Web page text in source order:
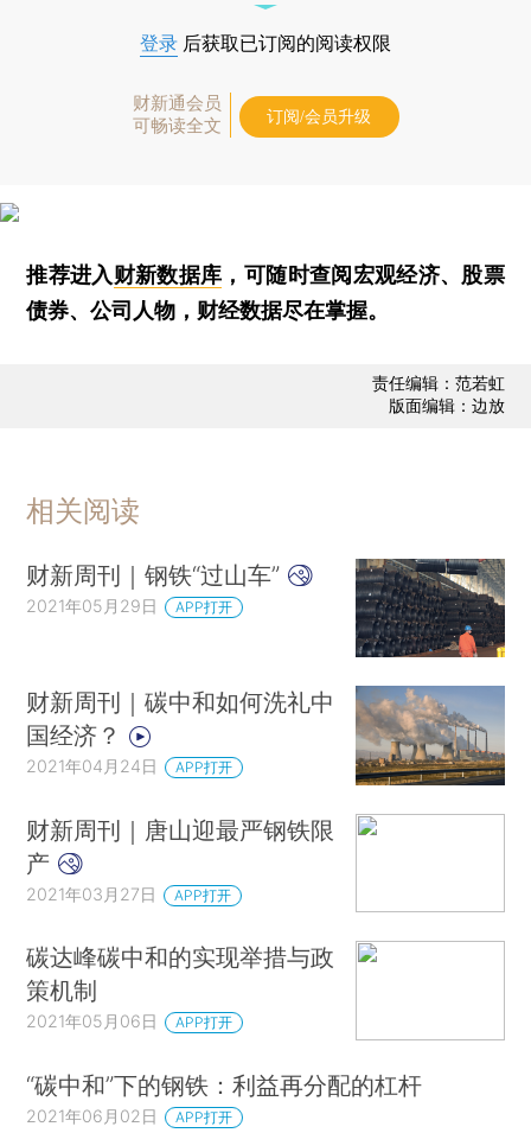
登录 后获取已订阅的阅读权限
财新通会员
可畅读全文
订阅/会员升级
推荐进入财新数据库 ，可随时查阅宏观经济、股票
债券、公司人物，财经数据尽在掌握。
责任编辑：范若虹
版面编辑：边放
相关阅读
财新周刊｜钢铁“过山车”
2021年05月29日 APP打开
财新周刊｜碳中和如何洗礼中
国经济？
2021年04月24日 APP打开
财新周刊｜唐山迎最严钢铁限
产
2021年03月27日 APP打开
碳达峰碳中和的实现举措与政
策机制
2021年05月06日 APP打开
“碳中和”下的钢铁：利益再分配的杠杆
2021年06月02日 APP打开